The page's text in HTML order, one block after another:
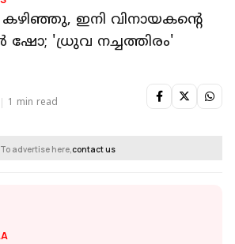
ഇനി വിനായകന്റെ
'ധ്രുവ നച്ചത്തിരം'
1 min read
To advertise here,contact us